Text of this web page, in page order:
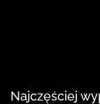
Najczęściej